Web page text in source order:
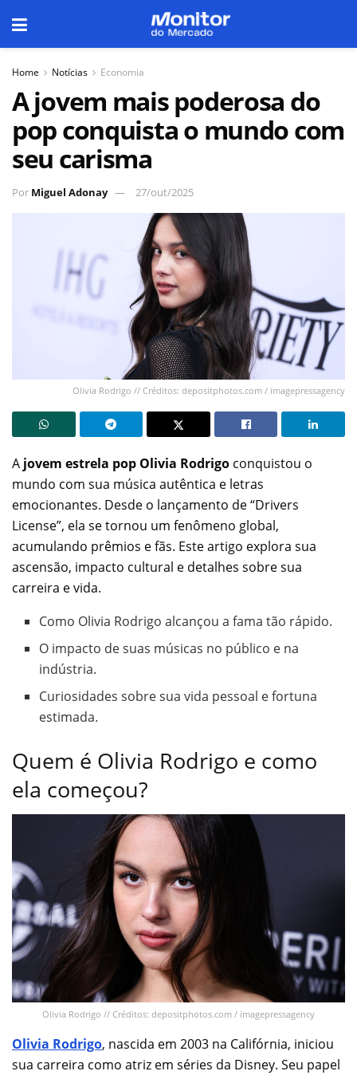
Home Notícias Economia
A jovem mais poderosa do
pop conquista o mundo com
seu carisma
Por Miguel Adonay 27/out/2025
Olivia Rodrigo // Créditos: depositphotos.com / imagepressagency
A jovem estrela pop Olivia Rodrigo conquistou o
mundo com sua música autêntica e letras
emocionantes. Desde o lançamento de “Drivers
License”, ela se tornou um fenômeno global,
acumulando prêmios e fãs. Este artigo explora sua
ascensão, impacto cultural e detalhes sobre sua
carreira e vida.
Como Olivia Rodrigo alcançou a fama tão rápido.
O impacto de suas músicas no público e na
indústria.
Curiosidades sobre sua vida pessoal e fortuna
estimada.
Quem é Olivia Rodrigo e como
ela começou?
Olivia Rodrigo // Créditos: depositphotos.com / imagepressagency
Olivia Rodrigo, nascida em 2003 na Califórnia, iniciou
sua carreira como atriz em séries da Disney. Seu papel